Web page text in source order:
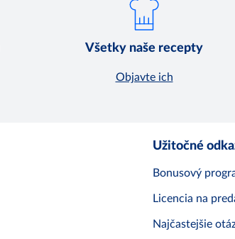
Všetky naše recepty
Objavte ich
Užitočné
Bonusový
Licencia na
Najčastejšie